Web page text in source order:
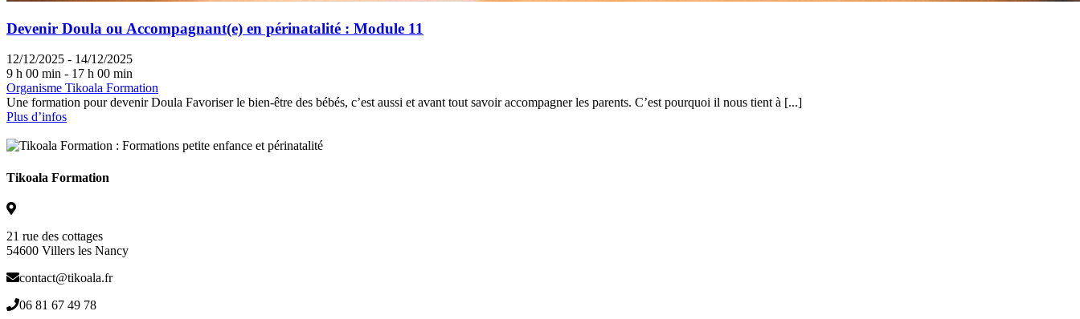
Devenir Doula ou Accompagnant(e) en périnatalité : Module 11
12/12/2025 - 14/12/2025
9 h 00 min - 17 h 00 min
Organisme Tikoala Formation
Une formation pour devenir Doula Favoriser le bien-être des bébés, c’est aussi et avant tout savoir accompagner les parents. C’est pourquoi il nous tient à [...]
Plus d’infos
Tikoala Formation
21 rue des cottages
54600 Villers les Nancy
contact@tikoala.fr
06 81 67 49 78